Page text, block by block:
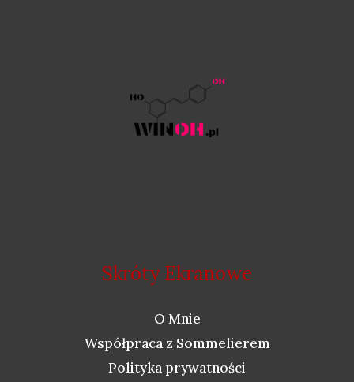
Skróty Ekranowe
O Mnie
Współpraca z Sommelierem
Polityka prywatności